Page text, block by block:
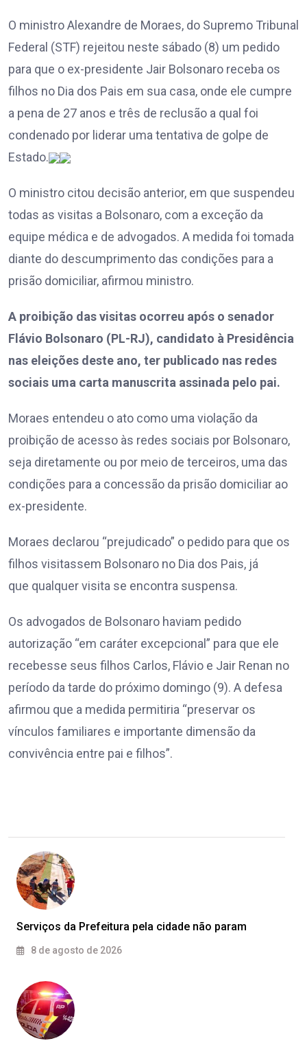
O ministro Alexandre de Moraes, do Supremo Tribunal
Federal (STF) rejeitou neste sábado (8) um pedido
para que o ex-presidente Jair Bolsonaro receba os
filhos no Dia dos Pais em sua casa, onde ele cumpre
a pena de 27 anos e três de reclusão a qual foi
condenado por liderar uma tentativa de golpe de
Estado.
O ministro citou decisão anterior, em que suspendeu
todas as visitas a Bolsonaro, com a exceção da
equipe médica e de advogados. A medida foi tomada
diante do descumprimento das condições para a
prisão domiciliar, afirmou ministro.
A proibição das visitas ocorreu após o senador
Flávio Bolsonaro (PL-RJ), candidato à Presidência
nas eleições deste ano, ter publicado nas redes
sociais uma carta manuscrita assinada pelo pai.
Moraes entendeu o ato como uma violação da
proibição de acesso às redes sociais por Bolsonaro,
seja diretamente ou por meio de terceiros, uma das
condições para a concessão da prisão domiciliar ao
ex-presidente.
Moraes declarou “prejudicado” o pedido para que os
filhos visitassem Bolsonaro no Dia dos Pais, já
que qualquer visita se encontra suspensa.
Os advogados de Bolsonaro haviam pedido
autorização “em caráter excepcional” para que ele
recebesse seus filhos Carlos, Flávio e Jair Renan no
período da tarde do próximo domingo (9). A defesa
afirmou que a medida permitiria “preservar os
vínculos familiares e importante dimensão da
convivência entre pai e filhos”.
Serviços da Prefeitura pela cidade não param
8 de agosto de 2026